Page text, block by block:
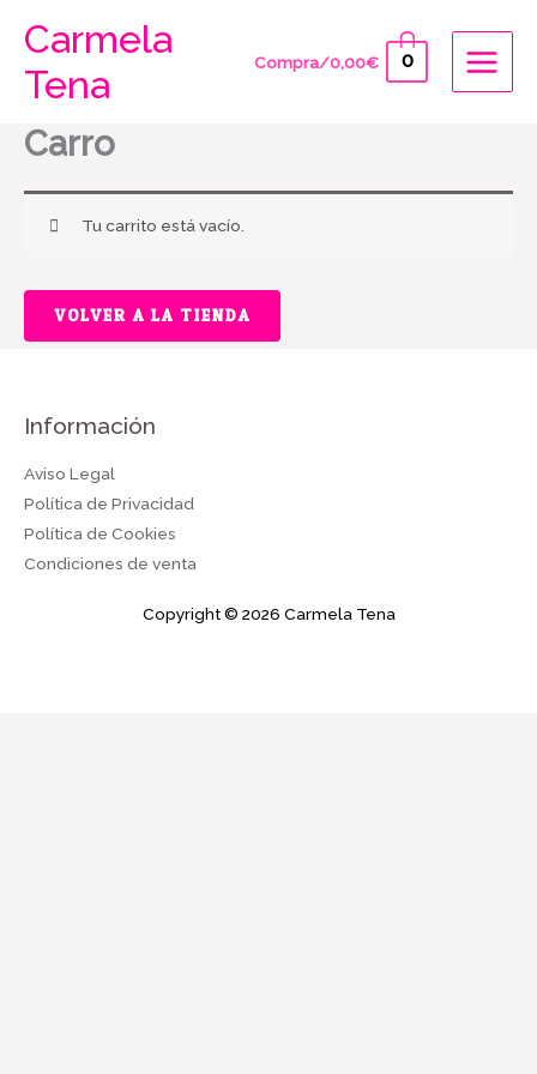
contenido
Carmela
Tena
Compra/0,00€ 0
Carro
Tu carrito está vacío.
VOLVER A LA TIENDA
Información
Aviso Legal
Política de Privacidad
Política de Cookies
Condiciones de venta
Copyright © 2026 Carmela Tena